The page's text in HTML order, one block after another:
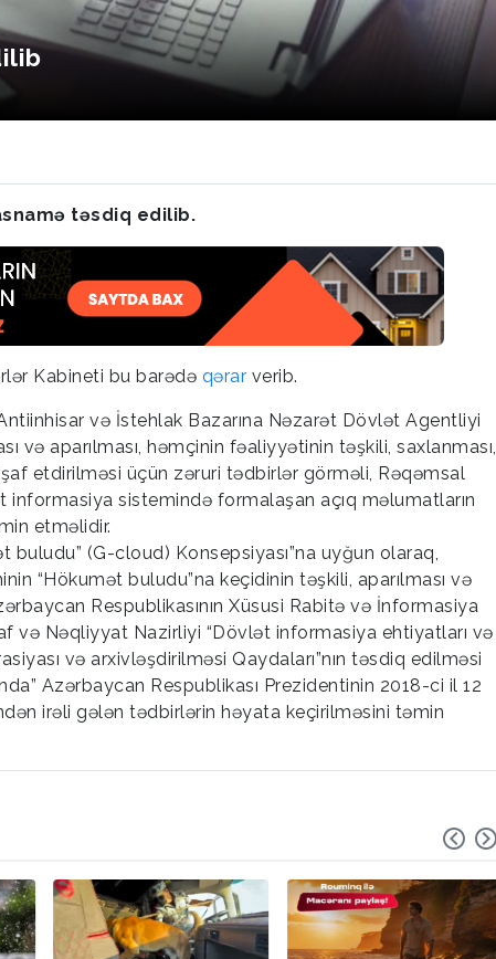
təsdiq edilib.
Kabineti bu barədə qərar verib.
və İstehlak Bazarına Nəzarət Dövlət Agentliyi
və aparılması, həmçinin fəaliyyətinin təşkili, saxlanması,
etdirilməsi üçün zəruri tədbirlər görməli, Rəqəmsal
sistemində formalaşan açıq məlumatların
etməlidir.
(G-cloud) Konsepsiyası”na uyğun olaraq,
“Hökumət buludu”na keçidinin təşkili, aparılması və
Respublikasının Xüsusi Rabitə və İnformasiya
və Nəqliyyat Nazirliyi “Dövlət informasiya ehtiyatları və
və arxivləşdirilməsi Qaydaları”nın təsdiq edilməsi
Azərbaycan Respublikası Prezidentinin 2018-ci il 12
irəli gələn tədbirlərin həyata keçirilməsini təmin